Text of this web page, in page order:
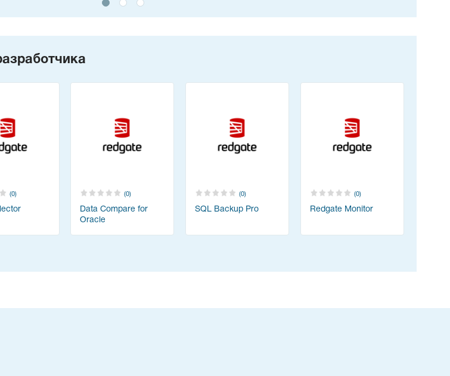
(0) (0)
Data Compare for
Oracle
(0)
SQL Backup Pro
(0)
Redgate Monitor